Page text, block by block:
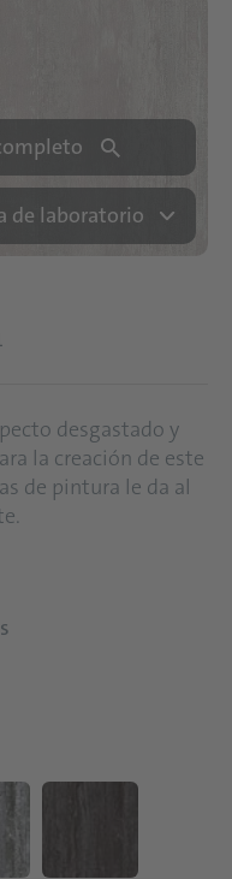
de laboratorio
desgastado y
la creación de este
de pintura le da al